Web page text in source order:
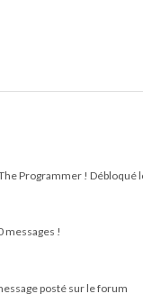
Programmer !
messages !
posté sur le forum